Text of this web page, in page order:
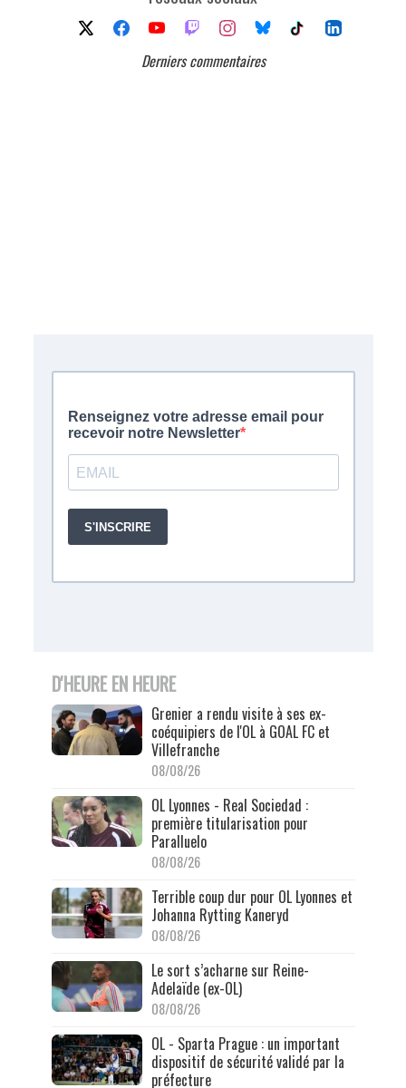
Derniers commentaires
D'HEURE EN HEURE
Grenier a rendu visite à ses ex-
coéquipiers de l'OL à GOAL FC et
Villefranche
08/08/26
OL Lyonnes - Real Sociedad :
première titularisation pour
Paralluelo
08/08/26
Terrible coup dur pour OL Lyonnes et
Johanna Rytting Kaneryd
08/08/26
Le sort s’acharne sur Reine-
Adelaïde (ex-OL)
08/08/26
OL - Sparta Prague : un important
dispositif de sécurité validé par la
préfecture